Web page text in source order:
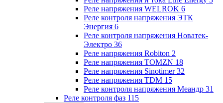
Реле напряжения WELROK 6
Реле контроля напряжения ЭТК
Энергия 6
Реле контроля напряжения Новатек-
Электро 36
Реле напряжения Robiton 2
Реле напряжения TOMZN 18
Реле напряжения Sinotimer 32
Реле напряжения TDM 15
Реле контроля напряжения Меандр 31
Реле контроля фаз 115